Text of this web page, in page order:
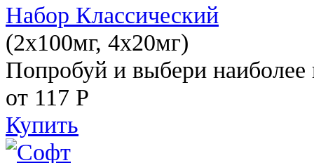
Набор Классический
(2x100мг, 4x20мг)
Попробуй и выбери наиболее
от 117 Р
Купить